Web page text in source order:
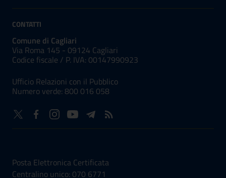
CONTATTI
Comune di Cagliari
Via Roma 145 - 09124 Cagliari
Codice fiscale / P. IVA: 00147990923
Ufficio Relazioni con il Pubblico
Numero verde: 800 016 058
Posta Elettronica Certificata
Centralino unico: 070 6771